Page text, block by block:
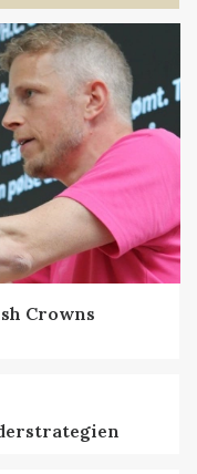
Crowns